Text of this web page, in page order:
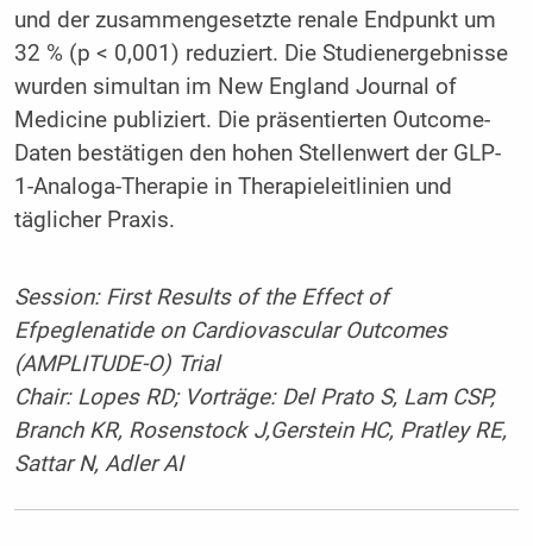
und der zusammengesetzte renale Endpunkt um
32 % (p < 0,001) reduziert. Die Studienergebnisse
wurden simultan im New England Journal of
Medicine publiziert. Die präsentierten Outcome-
Daten bestätigen den hohen Stellenwert der GLP-
1-Analoga-Therapie in Therapieleitlinien und
täglicher Praxis.
Session: First Results of the Effect of
Efpeglenatide on Cardiovascular Outcomes
(AMPLITUDE-O) Trial
Chair: Lopes RD; Vorträge: Del Prato S, Lam CSP,
Branch KR, Rosenstock J,Gerstein HC, Pratley RE,
Sattar N, Adler AI